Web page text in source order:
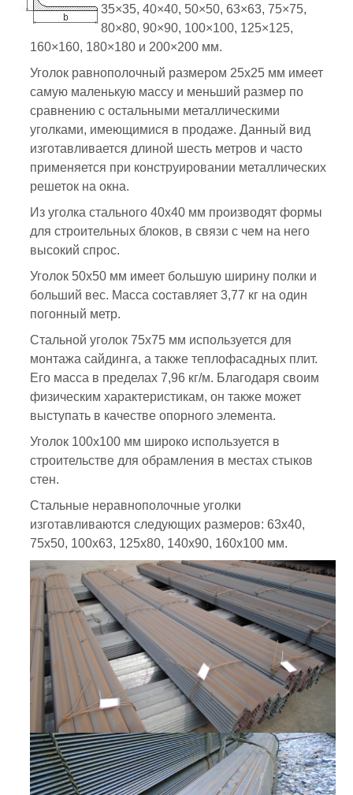
35×35, 40×40, 50×50, 63×63, 75×75,
80×80, 90×90, 100×100, 125×125,
160×160, 180×180 и 200×200 мм.
Уголок равнополочный размером 25х25 мм имеет
самую маленькую массу и меньший размер по
сравнению с остальными металлическими
уголками, имеющимися в продаже. Данный вид
изготавливается длиной шесть метров и часто
применяется при конструировании металлических
решеток на окна.
Из уголка стального 40х40 мм производят формы
для строительных блоков, в связи с чем на него
высокий спрос.
Уголок 50х50 мм имеет большую ширину полки и
больший вес. Масса составляет 3,77 кг на один
погонный метр.
Стальной уголок 75х75 мм используется для
монтажа сайдинга, а также теплофасадных плит.
Его масса в пределах 7,96 кг/м. Благодаря своим
физическим характеристикам, он также может
выступать в качестве опорного элемента.
Уголок 100х100 мм широко используется в
строительстве для обрамления в местах стыков
стен.
Стальные неравнополочные уголки
изготавливаются следующих размеров: 63х40,
75х50, 100х63, 125х80, 140х90, 160х100 мм.